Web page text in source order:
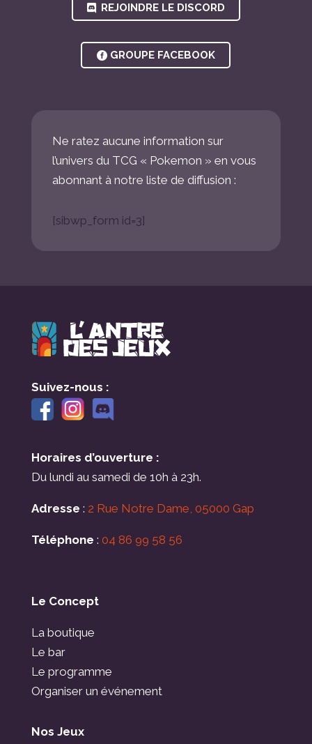
REJOINDRE LE DISCORD
GROUPE FACEBOOK
Ne ratez aucune information sur
l’univers du TCG « Pokemon » en vous
abonnant à notre liste de diffusion :
[sibwp_form id=3]
Suivez-nous :
Horaires d’ouverture :
Du lundi au samedi de 10h à 23h.
Adresse : 2 Rue Notre Dame, 05000 Gap
Téléphone : 04 86 99 58 56
Le Concept
La boutique
Le bar
Le programme
Organiser un événement
Nos Jeux